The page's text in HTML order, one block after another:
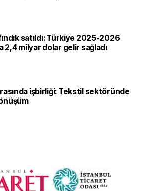
satıldı: Türkiye 2025-2026
2,4 milyar dolar gelir sağladı
işbirliği: Tekstil sektöründe